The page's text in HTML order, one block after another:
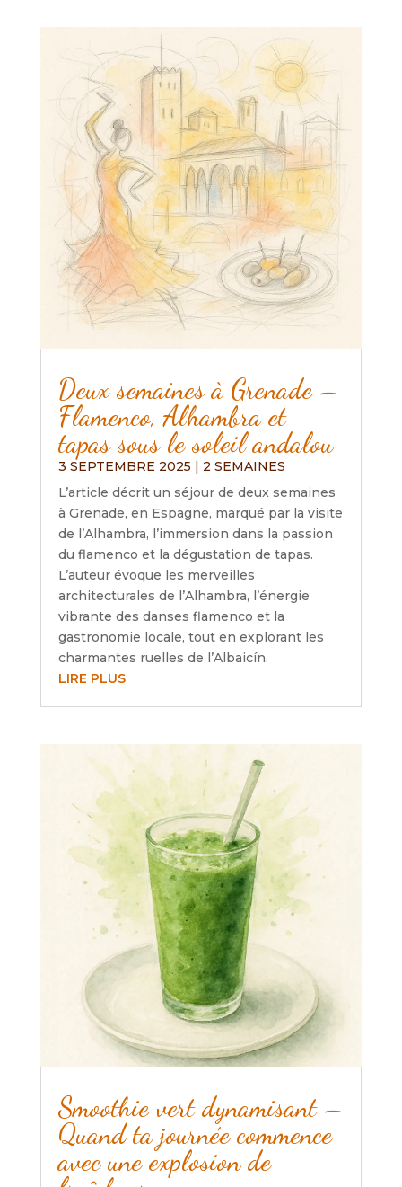
Deux semaines à Grenade –
Flamenco, Alhambra et
tapas sous le soleil andalou
3 SEPTEMBRE 2025 | 2 SEMAINES
L’article décrit un séjour de deux semaines
à Grenade, en Espagne, marqué par la visite
de l’Alhambra, l’immersion dans la passion
du flamenco et la dégustation de tapas.
L’auteur évoque les merveilles
architecturales de l’Alhambra, l’énergie
vibrante des danses flamenco et la
gastronomie locale, tout en explorant les
charmantes ruelles de l’Albaicín.
LIRE PLUS
Smoothie vert dynamisant –
Quand ta journée commence
avec une explosion de